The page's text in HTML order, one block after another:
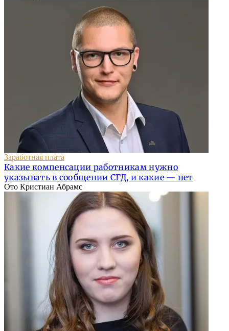
Заработная плата
Какие компенсации работникам нужно
указывать в сообщении СГД, и какие — нет
Ото Кристиан Абрамс